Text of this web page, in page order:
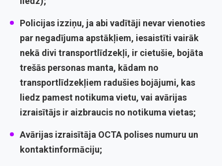
Policijas izziņu, ja abi vadītāji nevar vienoties
par negadījuma apstākļiem, iesaistīti vairāk
nekā divi transportlīdzekļi, ir cietušie, bojāta
trešās personas manta, kādam no
transportlīdzekļiem radušies bojājumi, kas
liedz pamest notikuma vietu, vai avārijas
izraisītājs ir aizbraucis no notikuma vietas;
Avārijas izraisītāja OCTA polises numuru un
kontaktinformāciju;